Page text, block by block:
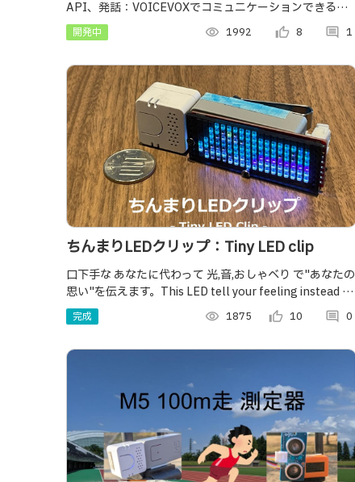
API、発話：VOICEVOXでコミュニケーションできるよ
うにした人型LEGO」です。シンプルな手乗りサイズと拡
張性が売りです。
開発中 visibility 1992 thumb_up_alt 8 comment 1
ちんまりLEDクリップ：Tiny LED clip
口下手な あなたに代わって 光,音,おしゃべり で"あなたの
思い"を伝えます。This LED tell your feeling instead of
you with bright & sound
完成 visibility 1875 thumb_up_alt 10 comment 0